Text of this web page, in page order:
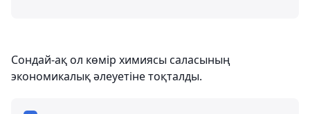
Сондай-ақ ол көмір химиясы саласының
экономикалық әлеуетіне тоқталды.